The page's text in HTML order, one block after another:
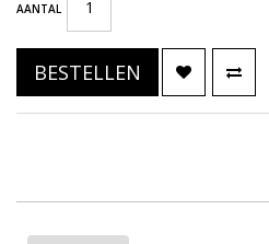
AANTAL
BESTELLEN